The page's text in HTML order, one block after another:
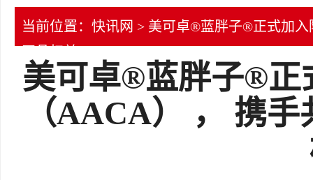
当前位置： 快讯网 > 美可卓®蓝胖子®正式加入
美可卓®蓝胖子®正
（AACA） ， 携